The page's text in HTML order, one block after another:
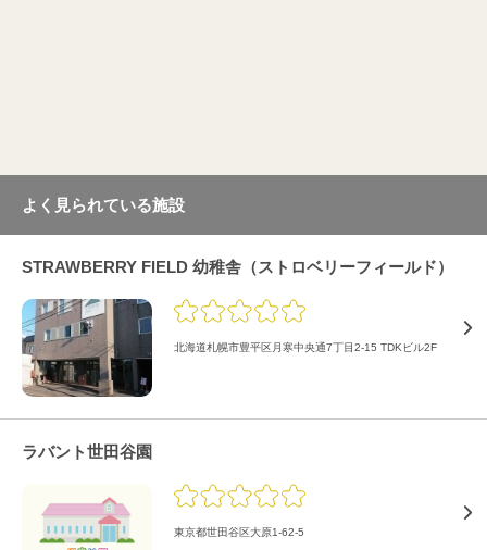
よく見られている施設
STRAWBERRY FIELD 幼稚舎（ストロベリーフィールド）
北海道札幌市豊平区月寒中央通7丁目2-15 TDKビル2F
ラバント世田谷園
東京都世田谷区大原1-62-5